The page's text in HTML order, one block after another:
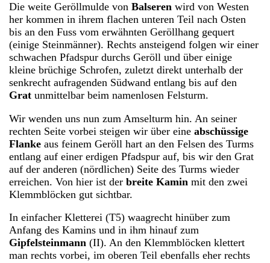
Die weite Geröllmulde vonBalseren wird von Westen
her kommen in ihrem flachen unteren Teil nach Osten
bis an den Fuss vom erwähnten Geröllhang gequert
(einige Steinmänner). Rechts ansteigend folgen wir einer
schwachen Pfadspur durchs Geröll und über einige
kleine brüchige Schrofen, zuletzt direkt unterhalb der
senkrecht aufragenden Südwand entlang bis auf den
Grat unmittelbar beim namenlosen Felsturm.
Wir wenden uns nun zum Amselturm hin. An seiner
rechten Seite vorbei steigen wir über eineabschüssige
Flanke aus feinem Geröll hart an den Felsen des Turms
entlang auf einer erdigen Pfadspur auf, bis wir den Grat
auf der anderen (nördlichen) Seite des Turms wieder
erreichen. Von hier ist derbreite Kamin mit den zwei
Klemmblöcken gut sichtbar.
In einfacher Kletterei (T5) waagrecht hinüber zum
Anfang des Kamins und in ihm hinauf zum
Gipfelsteinmann (II). An den Klemmblöcken klettert
man rechts vorbei, im oberen Teil ebenfalls eher rechts